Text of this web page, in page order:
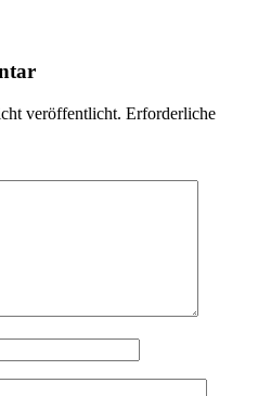
veröffentlicht. Erforderliche